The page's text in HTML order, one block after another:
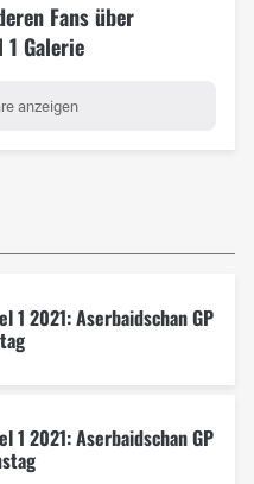
Fans über
1 Galerie
anzeigen
1 2021: Aserbaidschan GP
1 2021: Aserbaidschan GP